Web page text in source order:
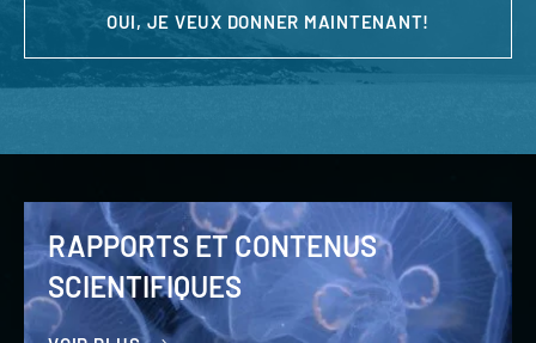
OUI, JE VEUX DONNER MAINTENANT!
RAPPORTS ET CONTENUS
SCIENTIFIQUES